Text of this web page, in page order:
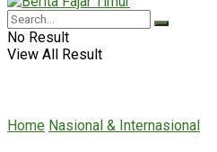
No Result
View All Result
Home Nasional & Internasional